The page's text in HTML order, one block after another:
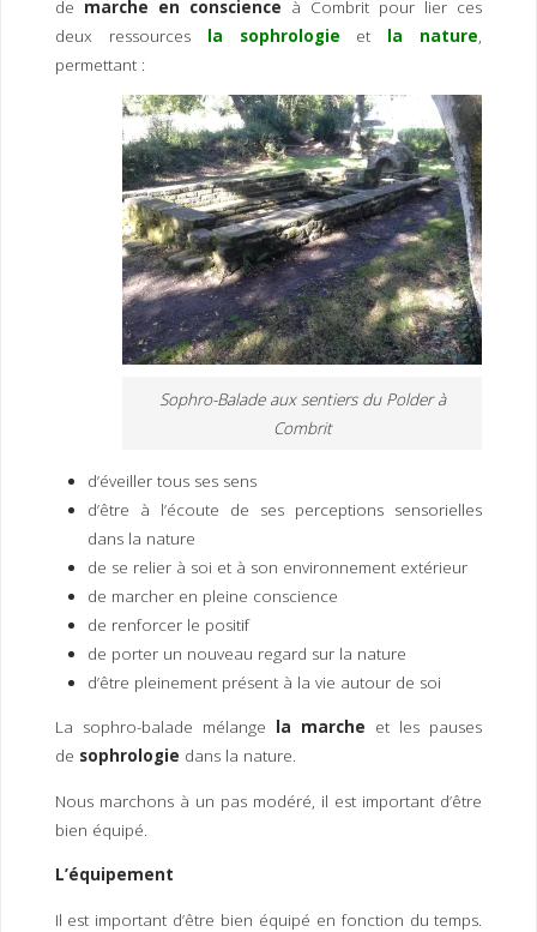
de marche en conscience à Combrit pour lier ces
deux ressources la sophrologie et la nature,
permettant :
Sophro-Balade aux sentiers du Polder à
Combrit
d’éveiller tous ses sens
d’être à l’écoute de ses perceptions sensorielles
dans la nature
de se relier à soi et à son environnement extérieur
de marcher en pleine conscience
de renforcer le positif
de porter un nouveau regard sur la nature
d’être pleinement présent à la vie autour de soi
La sophro-balade mélange la marche et les pauses
de sophrologie dans la nature.
Nous marchons à un pas modéré, il est important d’être
bien équipé.
L’équipement
Il est important d’être bien équipé en fonction du temps.